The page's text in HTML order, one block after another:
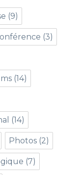
(9)
(3)
(14)
(14)
Photos (2)
(7)